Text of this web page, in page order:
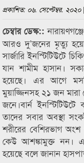
প্রকাশিত: ০৬. সেপ্টেম্বর. ২০২০
চেম্বার ডেস্ক::
আরও দু’জনের মৃত্যু
সার্জারি ইনস্টিটিউটে
যান শামীম হাসান।
হয়েছে। এর আগে
মুয়াজ্জিনসহ ২১ জন মারা
জনে।বার্ন
তাদের সবার অবস্থা
শরীরের বেশিরভাগ অংশ
কেউ আশঙ্কামুক্ত নন।
হয়েছে বলে জানান